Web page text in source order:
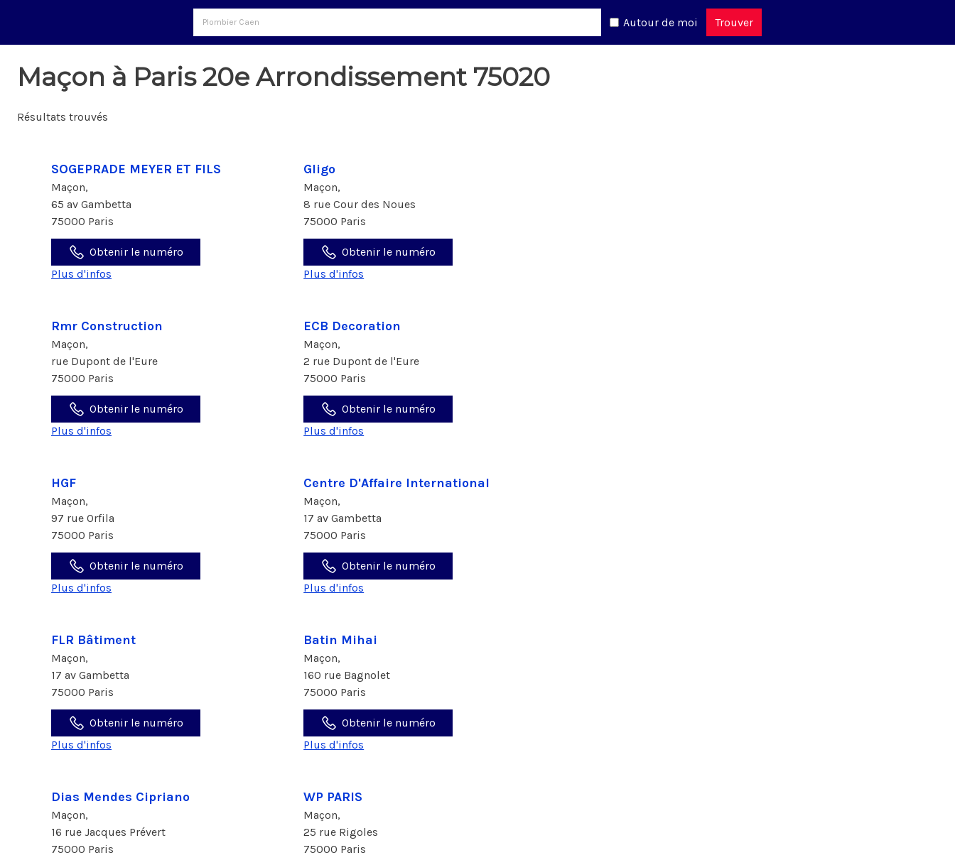
Autour de moi Trouver
Maçon à Paris 20e Arrondissement 75020
Résultats trouvés
SOGEPRADE MEYER ET FILS
Maçon,
65 av Gambetta
75000 Paris
Obtenir le numéro
Plus d'infos
Gligo
Maçon,
8 rue Cour des Noues
75000 Paris
Obtenir le numéro
Plus d'infos
Rmr Construction
Maçon,
rue Dupont de l'Eure
75000 Paris
Obtenir le numéro
Plus d'infos
ECB Decoration
Maçon,
2 rue Dupont de l'Eure
75000 Paris
Obtenir le numéro
Plus d'infos
HGF
Maçon,
97 rue Orfila
75000 Paris
Obtenir le numéro
Plus d'infos
Centre D'Affaire International
Maçon,
17 av Gambetta
75000 Paris
Obtenir le numéro
Plus d'infos
FLR Bâtiment
Maçon,
17 av Gambetta
75000 Paris
Obtenir le numéro
Plus d'infos
Batin Mihai
Maçon,
160 rue Bagnolet
75000 Paris
Obtenir le numéro
Plus d'infos
Dias Mendes Cipriano
Maçon,
16 rue Jacques Prévert
75000 Paris
WP PARIS
Maçon,
25 rue Rigoles
75000 Paris